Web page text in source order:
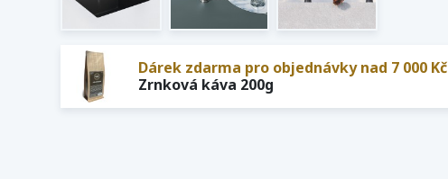
Dárek zdarma pro objednávky nad 7 000 Kč
Zrnková káva 200g